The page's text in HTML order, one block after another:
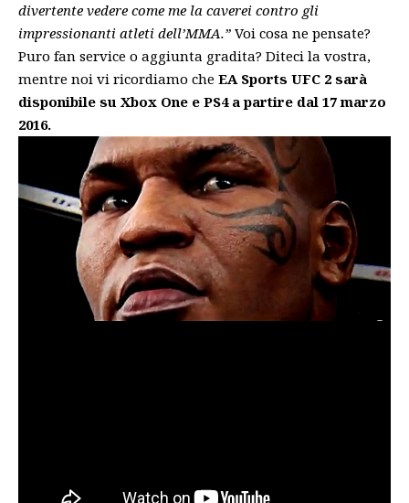
divertente vedere come me la caverei contro gli
impressionanti atleti dell’MMA.” Voi cosa ne pensate?
Puro fan service o aggiunta gradita? Diteci la vostra,
mentre noi vi ricordiamo che EA Sports UFC 2 sarà
disponibile su Xbox One e PS4 a partire dal 17 marzo
2016.